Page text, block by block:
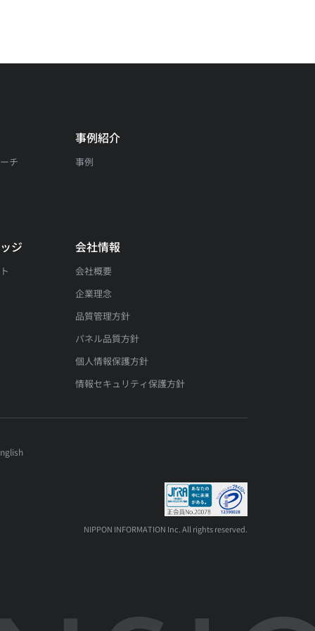
チ
事例紹介
事例
ジ 会社情報
会社概要
企業理念
品質管理方針
パネル品質方針
個人情報保護方針
情報セキュリティ保護方針
NIPPON INFORMATION Inc. All rights reserved.